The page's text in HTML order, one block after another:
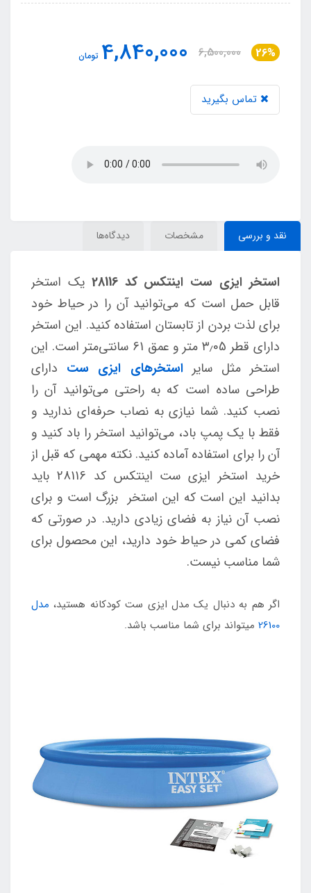
26%
6,500,000
4,840,000 تومان
تماس بگیرید
نقد و بررسی مشخصات دیدگاه‌ها
استخر ایزی ست اینتکس کد 28116
یک استخر
قابل حمل است که می‌توانید آن را در حیاط خود
برای لذت بردن از تابستان استفاده کنید. این استخر
دارای قطر ۳٫05 متر و عمق 61 سانتی‌متر است. این
استخر مثل سایراستخرهای ایزی ست دارای
طراحی ساده است که به راحتی می‌توانید آن را
نصب کنید. شما نیازی به نصاب حرفه‌ای ندارید و
فقط با یک پمپ باد، می‌توانید استخر را باد کنید و
آن را برای استفاده آماده کنید. نکته مهمی که قبل از
خرید استخر ایزی ست اینتکس کد 28116 باید
بدانید این است که این استخر بزرگ است و برای
نصب آن نیاز به فضای زیادی دارید. در صورتی که
فضای کمی در حیاط خود دارید، این محصول برای
شما مناسب نیست.
اگر هم به دنبال یک مدل ایزی ست کودکانه هستید، مدل
26100 میتواند برای شما مناسب باشد.